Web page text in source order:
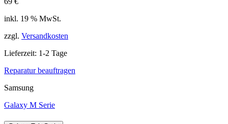
inkl. 19 % MwSt.
zzgl. Versandkosten
Lieferzeit: 1-2 Tage
Reparatur beauftragen
Samsung
Galaxy M Serie